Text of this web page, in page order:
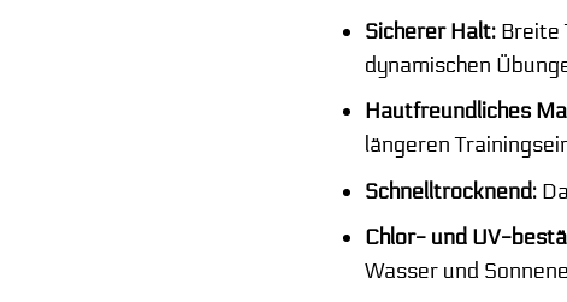
Sicherer Halt: Breite
dynamischen
Hautfreundliches
längeren
Schnelltrocknend:
Chlor- und UV-
Wasser und